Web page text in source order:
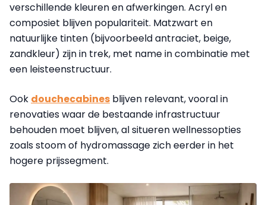
verschillende kleuren en afwerkingen. Acryl en
composiet blijven populariteit. Matzwart en
natuurlijke tinten (bijvoorbeeld antraciet, beige,
zandkleur) zijn in trek, met name in combinatie met
een leisteenstructuur.
Ook douchecabines blijven relevant, vooral in
renovaties waar de bestaande infrastructuur
behouden moet blijven, al situeren wellnessopties
zoals stoom of hydromassage zich eerder in het
hogere prijssegment.